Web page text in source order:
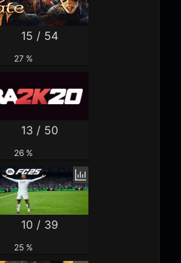
15 / 54
27 %
13 / 50
26 %
10 / 39
25 %